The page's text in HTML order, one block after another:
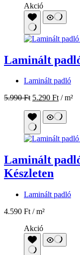
Akció
Laminált
Laminált padló
5.990Ft 5.290 Ft/ m²
Laminált
Készleten
Laminált padló
4.590 Ft / m²
Akció